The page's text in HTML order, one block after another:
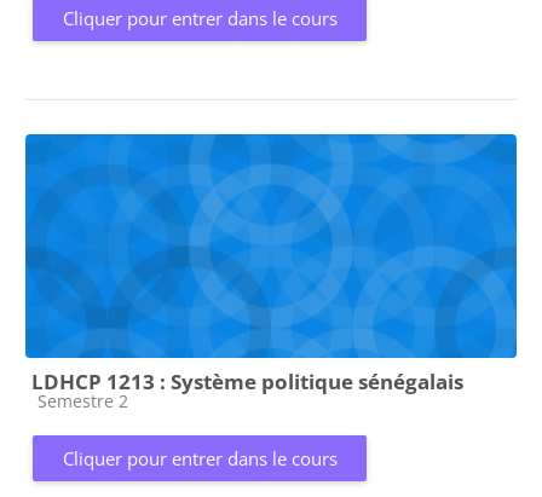
Cliquer pour entrer dans le cours
LDHCP 1213 : Système politique sénégalais
Catégorie de cours
Semestre 2
Cliquer pour entrer dans le cours